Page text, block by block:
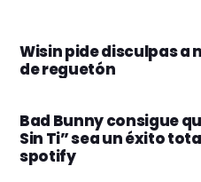
Wisin pide disculpas a
de reguetón
Bad Bunny consigue
Sin Ti” sea un éxito
spotify